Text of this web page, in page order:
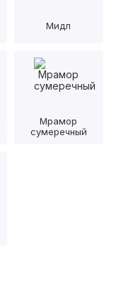
Мидл
Мрамор
сумеречный